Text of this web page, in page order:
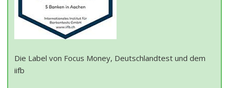
Die Label von Focus Money, Deutschlandtest und dem
iifb